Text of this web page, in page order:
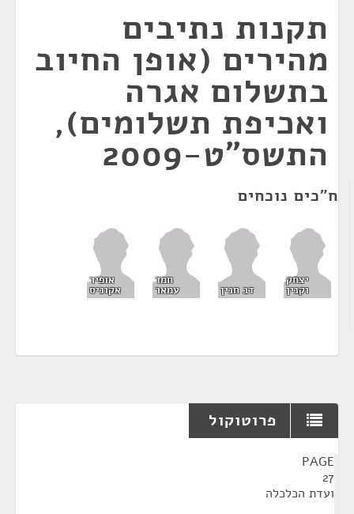
תקנות נתיבים
מהירים (אופן החיוב
בתשלום אגרה
ואכיפת תשלומים),
התשס"ט-2009
ח"כים נוכחים
יצחק
וקנין דב חנין
חמד
עמאר
אופיר
אקוניס
פרוטוקול
PAGE
27
ועדת הכלכלה